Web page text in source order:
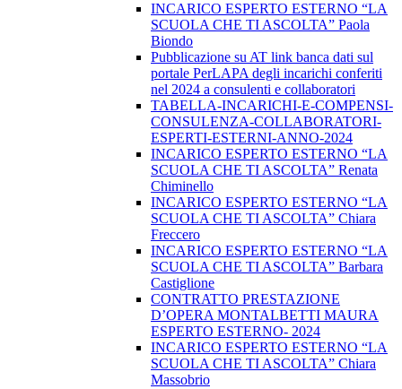
INCARICO ESPERTO ESTERNO “LA
SCUOLA CHE TI ASCOLTA” Paola
Biondo
Pubblicazione su AT link banca dati sul
portale PerLAPA degli incarichi conferiti
nel 2024 a consulenti e collaboratori
TABELLA-INCARICHI-E-COMPENSI-
CONSULENZA-COLLABORATORI-
ESPERTI-ESTERNI-ANNO-2024
INCARICO ESPERTO ESTERNO “LA
SCUOLA CHE TI ASCOLTA” Renata
Chiminello
INCARICO ESPERTO ESTERNO “LA
SCUOLA CHE TI ASCOLTA” Chiara
Freccero
INCARICO ESPERTO ESTERNO “LA
SCUOLA CHE TI ASCOLTA” Barbara
Castiglione
CONTRATTO PRESTAZIONE
D’OPERA MONTALBETTI MAURA
ESPERTO ESTERNO- 2024
INCARICO ESPERTO ESTERNO “LA
SCUOLA CHE TI ASCOLTA” Chiara
Massobrio